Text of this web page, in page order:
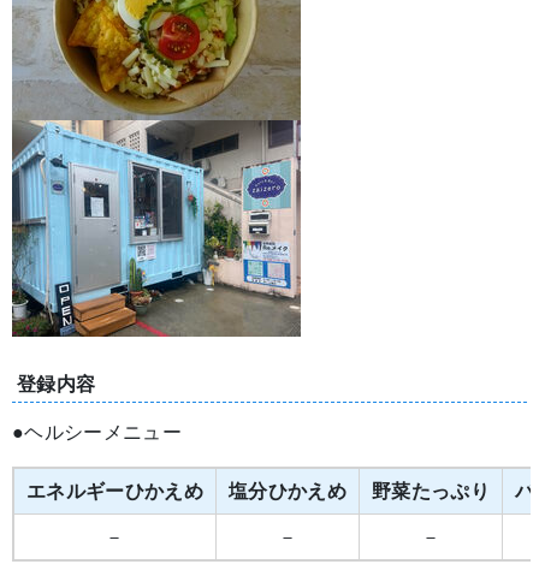
登録内容
●ヘルシーメニュー
エネルギーひかえめ 塩分ひかえめ 野菜たっぷり バ
－ － －